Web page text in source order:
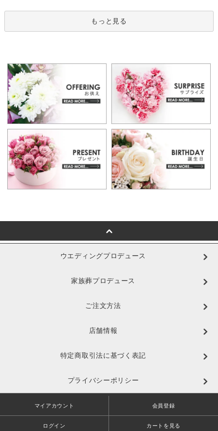
もっと見る
ウエディングプロデュース
家族葬プロデュース
ご注文方法
店舗情報
特定商取引法に基づく表記
プライバシーポリシー
マイアカウント 会員登録
ログイン カートを見る